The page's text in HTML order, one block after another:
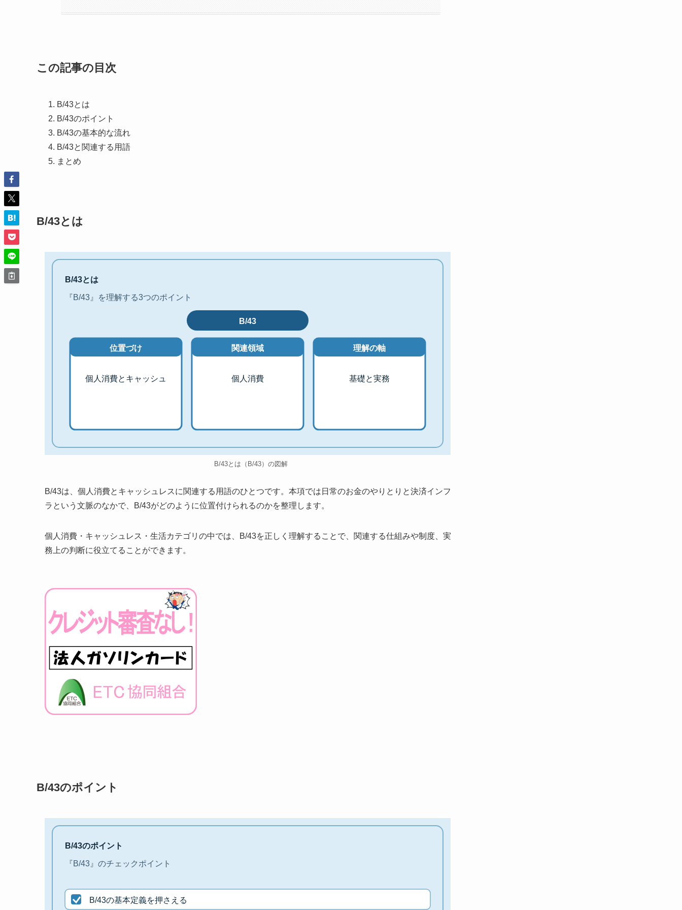
この記事の目次
B/43とは
B/43のポイント
B/43の基本的な流れ
B/43と関連する用語
まとめ
B/43とは
B/43とは
『B/43』を理解する3つのポイント
B/43
位置づけ
個人消費とキャッシュ
関連領域
個人消費
理解の軸
基礎と実務
B/43とは（B/43）の図解
B/43は、個人消費とキャッシュレスに関連する用語のひとつです。本項では日常のお金のやりとりと決済インフ
ラという文脈のなかで、B/43がどのように位置付けられるのかを整理します。
個人消費・キャッシュレス・生活カテゴリの中では、B/43を正しく理解することで、関連する仕組みや制度、実
務上の判断に役立てることができます。
B/43のポイント
B/43のポイント
『B/43』のチェックポイント
B/43の基本定義を押さえる